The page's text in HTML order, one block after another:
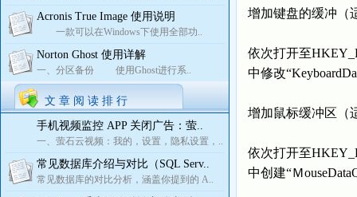
Acronis True Image 使用说明
一款可以在Windows下使用全部功..
Norton Ghost 使用详解
一、分区备份 使用Ghost进行系..
文 章 阅 读 排 行
手机视频监控 APP 关闭广告：萤..
一、萤石云视频：我的，设置，隐私设置，..
常见数据库介绍与对比（SQL Serv..
常见数据库的对比分析，涵盖你提到的 A..
增加键盘的缓冲（
依次打开至
中修改
增加鼠标缓冲区（
依次打开至
中创建“Ｍ